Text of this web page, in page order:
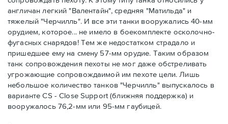
англичан легкий "Валентайн", средняя "Матильда" и
тяжелый "Черчилль". И все эти танки вооружались 40-мм
орудием, которое... не имело в боекомплекте осколочно-
фугасных снарядов! Тем же недостатком страдало и
пришедшее ему на смену 57-мм орудие. Таким образом
танк сопровождения пехоты не мог даже обстреливать
угрожающие сопровождаимой им пехоте цели. Лишь
небольшое количество танков "Черчилль" выпускалось в
варианте CS - Close Support (ближняя поддержка) и
вооружалось 76,2-мм или 95-мм гаубицей.